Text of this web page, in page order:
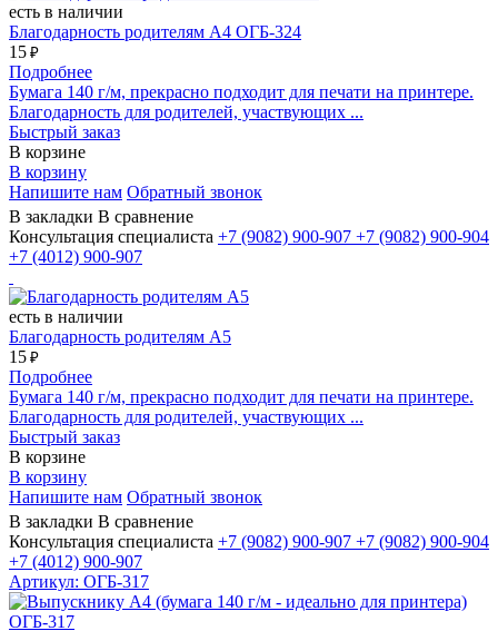
есть в наличии
Благодарность родителям А4 ОГБ-324
15 ₽
Подробнее
Бумага 140 г/м, прекрасно подходит для печати на принтере.
Благодарность для родителей, участвующих ...
Быстрый заказ
В корзине
В корзину
Напишите нам Обратный звонок
В закладки В сравнение
Консультация специалиста +7 (9082) 900-907 +7 (9082) 900-904
+7 (4012) 900-907
есть в наличии
Благодарность родителям А5
15 ₽
Подробнее
Бумага 140 г/м, прекрасно подходит для печати на принтере.
Благодарность для родителей, участвующих ...
Быстрый заказ
В корзине
В корзину
Напишите нам Обратный звонок
В закладки В сравнение
Консультация специалиста +7 (9082) 900-907 +7 (9082) 900-904
+7 (4012) 900-907
Артикул: ОГБ-317